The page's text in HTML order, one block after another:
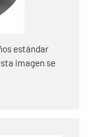
estándar
imagen se